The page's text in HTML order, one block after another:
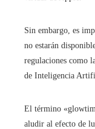
Sin embargo, es
no estarán
regulaciones como
de Inteligencia
El término
aludir al efecto de